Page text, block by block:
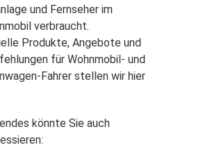
und Fernseher im
verbraucht.
Produkte, Angebote und
für Wohnmobil- und
Fahrer stellen wir hier
könnte Sie auch